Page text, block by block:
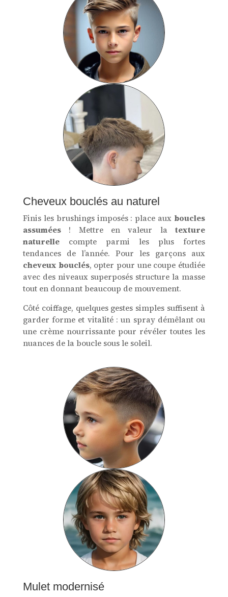
Cheveux bouclés au naturel
Finis les brushings imposés : place aux boucles
assumées! Mettre en valeur latexture
naturellecompte parmi les plus fortes
tendances de l’année. Pour les garçons aux
cheveux bouclés, opter pour une coupe étudiée
avec des niveaux superposés structure la masse
tout en donnant beaucoup de mouvement.
Côté coiffage, quelques gestes simples suffisent à
garder forme et vitalité : un spray démêlant ou
une crème nourrissante pour révéler toutes les
nuances de la boucle sous le soleil.
Mulet modernisé